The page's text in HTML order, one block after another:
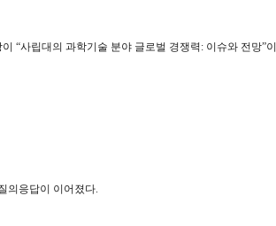
“사립대의 과학기술 분야 글로벌 경쟁력 : 이슈와 전망”
의응답이 이어졌다.